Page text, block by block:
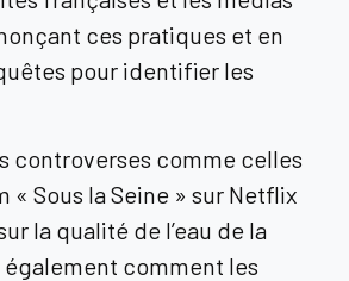
ces pratiques et en
pour identifier les
controverses comme celles
« Sous la Seine » sur Netflix
la qualité de l’eau de la
comment les